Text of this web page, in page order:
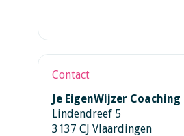
Contact
Je EigenWijzer Coaching
Lindendreef 5
3137 CJ Vlaardingen